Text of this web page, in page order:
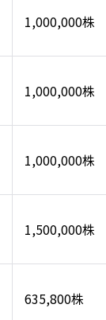
1,000,000株
1,000,000株
1,000,000株
1,500,000株
635,800株